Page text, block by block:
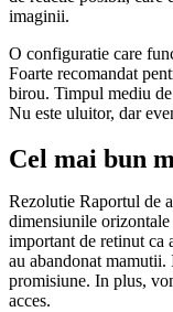
imaginii.
O configuratie care
Foarte recomandat
birou. Timpul mediu
Nu este uluitor, dar
Cel mai bun
Rezolutie Raportul de
dimensiunile
important de retinut ca
au abandonat mamutii.
promisiune. In plus,
acces.